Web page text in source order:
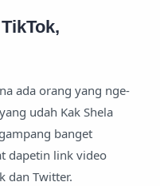
ada orang yang nge-
udah Kak Shela
banget
dapetin link video
dan Twitter.